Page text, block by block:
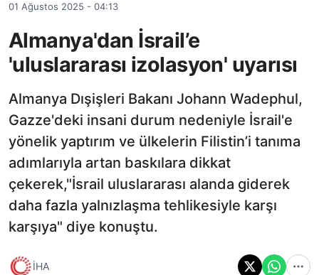
01 Ağustos 2025 - 04:13
Almanya'dan İsrail’e
'uluslararası izolasyon' uyarısı
Almanya Dışişleri Bakanı Johann Wadephul,
Gazze'deki insani durum nedeniyle İsrail'e
yönelik yaptırım ve ülkelerin Filistin’i tanıma
adımlarıyla artan baskılara dikkat
çekerek,"İsrail uluslararası alanda giderek
daha fazla yalnızlaşma tehlikesiyle karşı
karşıya" diye konuştu.
İHA